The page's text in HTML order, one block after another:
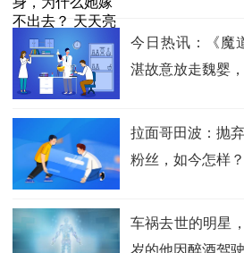
今日热讯：《魔
湛故意放走魏婴
拉面哥田波：抛
粉丝，如今怎样
车祸去世的明星